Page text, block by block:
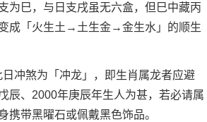
为巳，与日支戌虽无六盒，但巳中藏丙
成「火生土→土生金→金生水」的顺生
冲煞为「冲龙」，即生肖属龙者应避
辰、2000年庚辰年生人为甚，若必请属
带黑曜石或佩戴黑色饰品。